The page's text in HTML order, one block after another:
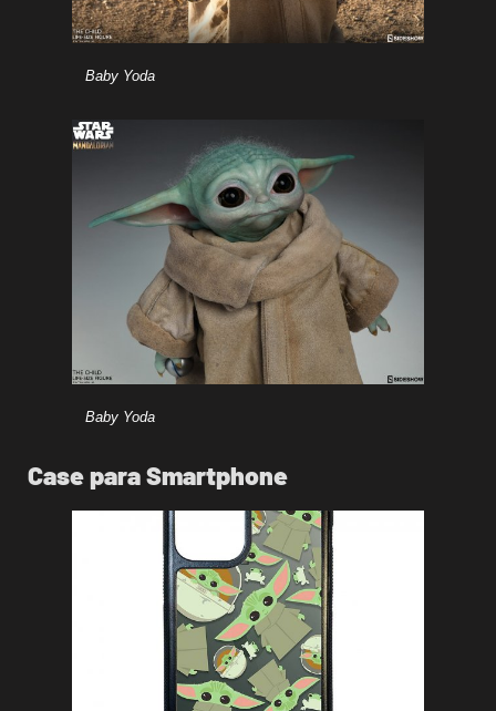
Baby Yoda
Baby Yoda
Case para Smartphone